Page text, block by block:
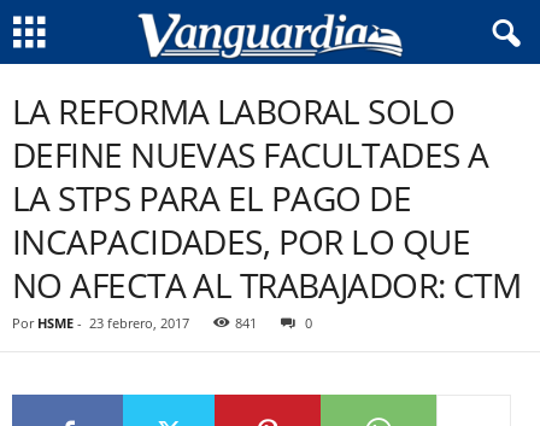
LA REFORMA LABORAL SOLO
DEFINE NUEVAS FACULTADES A
LA STPS PARA EL PAGO DE
INCAPACIDADES, POR LO QUE
NO AFECTA AL TRABAJADOR: CTM
Por HSME - 23 febrero, 2017 841 0